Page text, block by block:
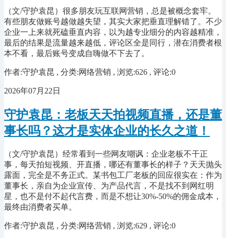
（文/守护袁昆）很多朋友玩互联网营销，总是被概念套牢。
有些朋友做账号越做越失望，其实大家把垂直理解错了。不少
企业一上来就死磕垂直内容，以为越专业细分的内容越精准，
最后的结果是流量越来越低，评论区全是同行，潜在消费者根
本不看，最后账号变成自嗨做不下去了。
作者:守护袁昆 , 分类:网络营销 , 浏览:626 , 评论:0
2026年07月22日
守护袁昆：老板天天拍视频直播，还是董
事长吗？这才是实体企业的长久之道！
（文/守护袁昆）经常看到一些网友嘲讽：企业老板不干正
事，每天拍短视频、开直播，哪还有董事长的样子？天天抛头
露面，完全是不务正式。某书包工厂老板的回应很实在：作为
董事长，亲自为企业宣传、为产品代言，不是找不到网红明
星，也不是付不起代言费，而是不想让30%-50%的佣金成本，
最终由消费者买单。
作者:守护袁昆 , 分类:网络营销 , 浏览:629 , 评论:0